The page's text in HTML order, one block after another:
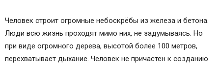
Человек строит огромные небоскрёбы из железа и бетона.
Люди всю жизнь проходят мимо них, не задумываясь. Но
при виде огромного дерева, высотой более 100 метров,
перехватывает дыхание. Человек не причастен к созданию